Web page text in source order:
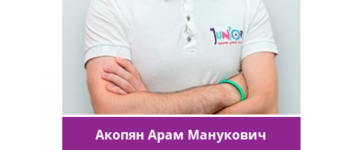
Акопян Арам Манукович